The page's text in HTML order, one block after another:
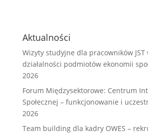
Aktualności
Wizyty studyjne dla pracowników JST
działalności podmiotów ekonomii
2026
Forum Międzysektorowe: Centrum
Społecznej – funkcjonowanie i
2026
Team building dla kadry OWES –